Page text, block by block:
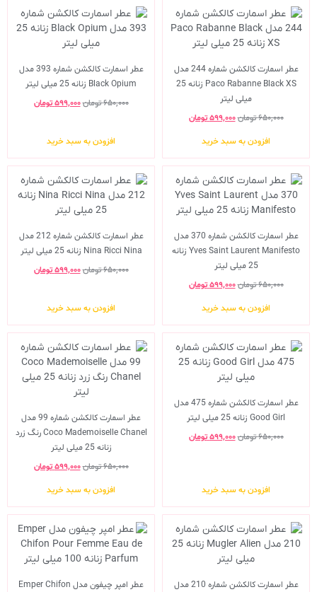
عطر اسمارت کالکشن شماره 244 مدل
Paco Rabanne Black XS زنانه 25
میلی لیتر
۶۵۰,۰۰۰تومان۵۹۹,۰۰۰ تومان
افزودن به سبد خرید
عطر اسمارت کالکشن شماره 393 مدل
Black Opium زنانه 25 میلی لیتر
۶۵۰,۰۰۰تومان۵۹۹,۰۰۰ تومان
افزودن به سبد خرید
عطر اسمارت کالکشن شماره 370 مدل
Yves Saint Laurent Manifesto زنانه
25 میلی لیتر
۶۵۰,۰۰۰تومان۵۹۹,۰۰۰ تومان
افزودن به سبد خرید
عطر اسمارت کالکشن شماره 212 مدل
Nina Ricci Nina زنانه 25 میلی لیتر
۶۵۰,۰۰۰تومان۵۹۹,۰۰۰ تومان
افزودن به سبد خرید
عطر اسمارت کالکشن شماره 475 مدل
Good Girl زنانه 25 میلی لیتر
۶۵۰,۰۰۰تومان۵۹۹,۰۰۰ تومان
افزودن به سبد خرید
عطر اسمارت کالکشن شماره 99 مدل
Coco Mademoiselle Chanel رنگ زرد
زنانه 25 میلی لیتر
۶۵۰,۰۰۰تومان۵۹۹,۰۰۰ تومان
افزودن به سبد خرید
عطر اسمارت کالکشن شماره 210 مدل
عطر امپر چیفون مدل Emper Chifon